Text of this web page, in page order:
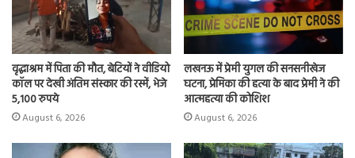
वृद्धाश्रम में पिता की मौत, बेटियों ने वीडियो
कॉल पर देखी अंतिम संस्कार की रस्में, भेजे
5,100 रुपये
August 6, 2026
लखनऊ में प्रेमी युगल की सनसनीखेज
घटना, प्रेमिका की हत्या के बाद प्रेमी ने की
आत्महत्या की कोशिश
August 6, 2026